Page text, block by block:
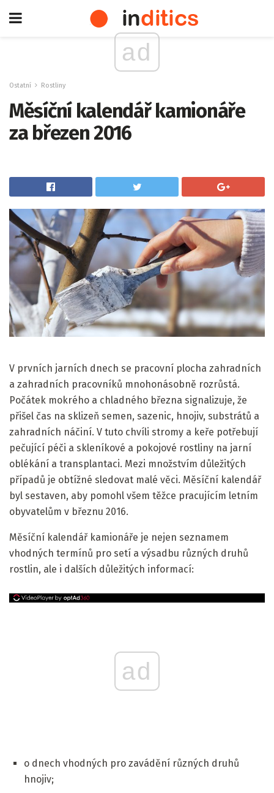
ad
Ostatní Rostliny
Měsíční kalendář kamionáře
za březen 2016
V prvních jarních dnech se pracovní plocha zahradních
a zahradních pracovníků mnohonásobně rozrůstá.
Počátek mokrého a chladného března signalizuje, že
přišel čas na sklizeň semen, sazenic, hnojiv, substrátů a
zahradních náčiní. V tuto chvíli stromy a keře potřebují
pečující péči a skleníkové a pokojové rostliny na jarní
oblékání a transplantaci. Mezi množstvím důležitých
případů je obtížné sledovat malé věci. Měsíční kalendář
byl sestaven, aby pomohl všem těžce pracujícím letním
obyvatelům v březnu 2016.
Měsíční kalendář kamionáře je nejen seznamem
vhodných termínů pro setí a výsadbu různých druhů
rostlin, ale i dalších důležitých informací:
ad
o dnech vhodných pro zavádění různých druhů
hnojiv;